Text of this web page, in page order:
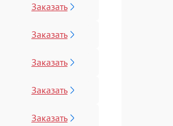
Заказать
Заказать
Заказать
Заказать
Заказать